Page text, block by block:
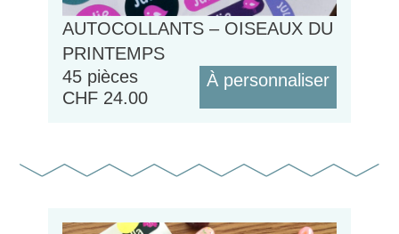
AUTOCOLLANTS – OISEAUX DU
PRINTEMPS
45 pièces
CHF 24.00
À personnaliser